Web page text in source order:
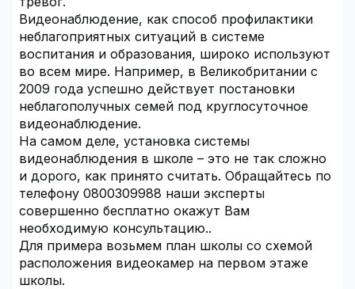
Видеонаблюдение, как способ профилактики
неблагоприятных ситуаций в системе
воспитания и образования, широко используют
во всем мире. Например, в Великобритании с
2009 года успешно действует постановки
неблагополучных семей под круглосуточное
видеонаблюдение.
На самом деле, установка системы
видеонаблюдения в школе – это не так сложно
и дорого, как принято считать. Обращайтесь по
телефону 0800309988 наши эксперты
совершенно бесплатно окажут Вам
необходимую консультацию..
Для примера возьмем план школы со схемой
расположения видеокамер на первом этаже
школы.